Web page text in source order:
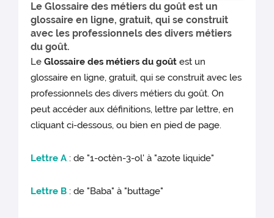
Le Glossaire des métiers du goût est un
glossaire en ligne, gratuit, qui se construit
avec les professionnels des divers métiers
du goût.
LeGlossaire des métiers du goût est un
glossaire en ligne, gratuit, qui se construit avec les
professionnels des divers métiers du goût. On
peut accéder aux définitions, lettre par lettre, en
cliquant ci-dessous, ou bien en pied de page.
Lettre A : de "1-octèn-3-ol' à "azote liquide"
Lettre B : de "Baba" à "buttage"